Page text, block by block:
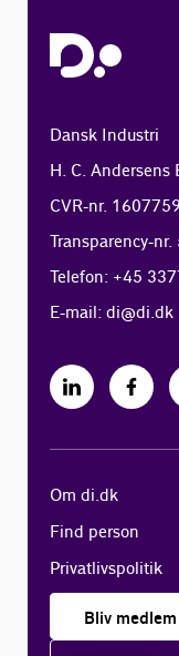
Dansk Industri
H. C. Andersens
CVR-nr.
Transparency-
Telefon: +45
E-mail:di@di.dk
Om di.dk
Find person
Privatlivspolitik
Bliv medlem